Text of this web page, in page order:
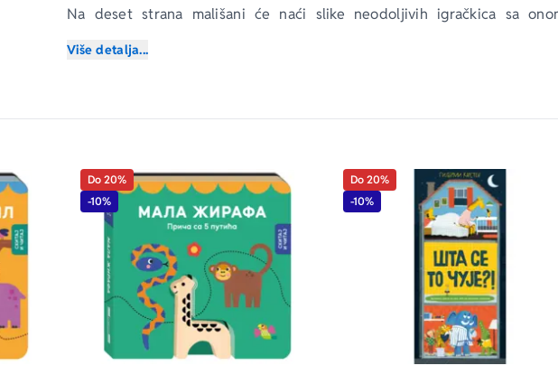
Na deset strana mališani će naći slike neodoljivih igračkica sa
Više detalja...
Do 20%
-10%
Do 20%
-10%